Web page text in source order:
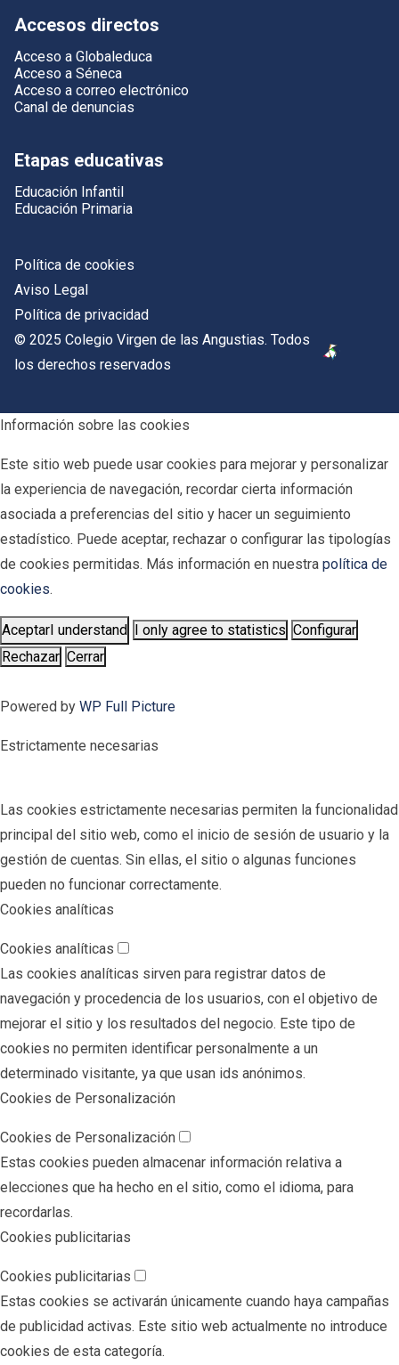
Accesos directos
Acceso a Globaleduca
Acceso a Séneca
Acceso a correo electrónico
Canal de denuncias
Etapas educativas
Educación Infantil
Educación Primaria
Política de cookies
Aviso Legal
Política de privacidad
© 2025 Colegio Virgen de las Angustias. Todos
los derechos reservados
Información sobre las cookies
Este sitio web puede usar cookies para mejorar y personalizar
la experiencia de navegación, recordar cierta información
asociada a preferencias del sitio y hacer un seguimiento
estadístico. Puede aceptar, rechazar o configurar las tipologías
de cookies permitidas. Más información en nuestra política de
cookies.
Aceptar I understand I only agree to statistics Configurar
Rechazar Cerrar
Powered by WP Full Picture
Estrictamente necesarias
Las cookies estrictamente necesarias permiten la funcionalidad
principal del sitio web, como el inicio de sesión de usuario y la
gestión de cuentas. Sin ellas, el sitio o algunas funciones
pueden no funcionar correctamente.
Cookies analíticas
Cookies analíticas
Las cookies analíticas sirven para registrar datos de
navegación y procedencia de los usuarios, con el objetivo de
mejorar el sitio y los resultados del negocio. Este tipo de
cookies no permiten identificar personalmente a un
determinado visitante, ya que usan ids anónimos.
Cookies de Personalización
Cookies de Personalización
Estas cookies pueden almacenar información relativa a
elecciones que ha hecho en el sitio, como el idioma, para
recordarlas.
Cookies publicitarias
Cookies publicitarias
Estas cookies se activarán únicamente cuando haya campañas
de publicidad activas. Este sitio web actualmente no introduce
cookies de esta categoría.